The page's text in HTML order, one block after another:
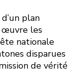
plan
œuvre les
nationale
disparues
de vérité